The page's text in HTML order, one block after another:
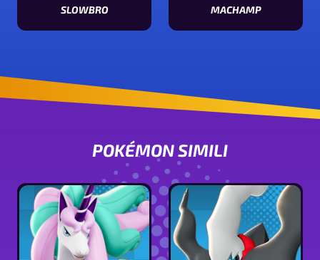
SLOWBRO
Vedi le statistiche di Slowbro
MACHAMP
Vedi le statistiche di Machamp
POKÉMON SIMILI